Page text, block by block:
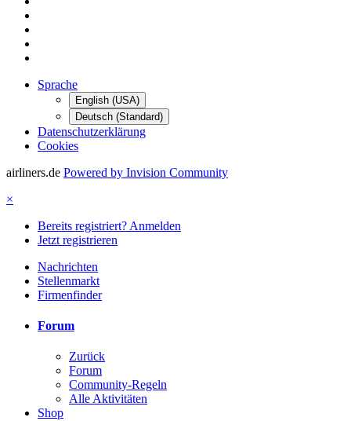
Sprache
English (USA)
Deutsch (Standard)
Datenschutzerklärung
Cookies
airliners.de Powered by Invision Community
×
Bereits registriert? Anmelden
Jetzt registrieren
Nachrichten
Stellenmarkt
Firmenfinder
Forum
Zurück
Forum
Community-Regeln
Alle Aktivitäten
Shop